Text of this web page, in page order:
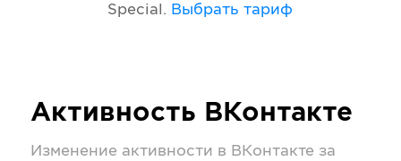
Special . Выбрать тариф
Активность ВКонтакте
Изменение активности в ВКонтакте за